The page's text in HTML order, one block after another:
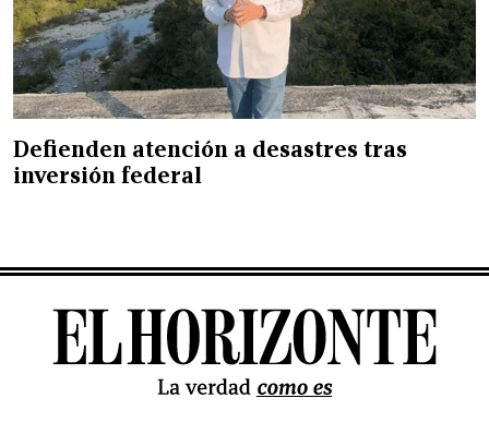
Defienden atención a desastres tras
inversión federal